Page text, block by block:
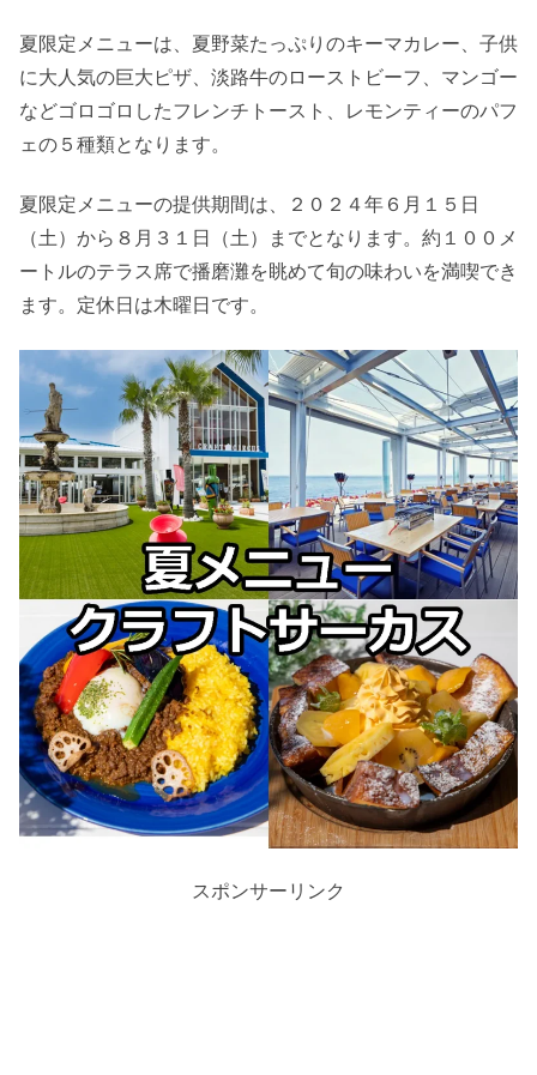
夏限定メニューは、夏野菜たっぷりのキーマカレー、子供
に大人気の巨大ピザ、淡路牛のローストビーフ、マンゴー
などゴロゴロしたフレンチトースト、レモンティーのパフ
ェの５種類となります。
夏限定メニューの提供期間は、２０２４年６月１５日
（土）から８月３１日（土）までとなります。約１００メ
ートルのテラス席で播磨灘を眺めて旬の味わいを満喫でき
ます。定休日は木曜日です。
スポンサーリンク